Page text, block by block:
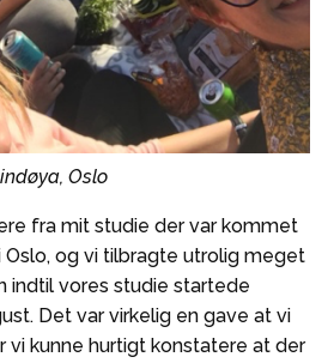
Oslo
fra mit studie der var kommet
Oslo, og vi tilbragte utrolig meget
indtil vores studie startede
Det var virkelig en gave at vi
vi kunne hurtigt konstatere at der